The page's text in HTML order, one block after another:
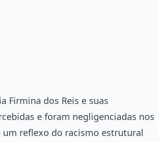
Firmina dos Reis e suas
e foram negligenciadas nos
reflexo do racismo estrutural